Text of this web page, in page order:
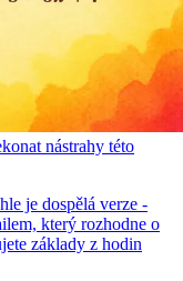
nástrahy této
je dospělá verze -
který rozhodne o
základy z hodin